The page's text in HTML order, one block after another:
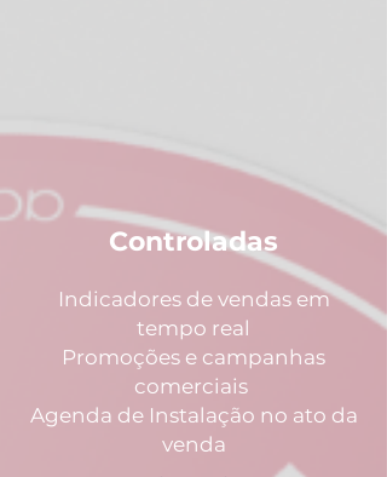
Controladas
Indicadores de vendas em
tempo real
Promoções e campanhas
comerciais
Agenda de Instalação no ato da
venda